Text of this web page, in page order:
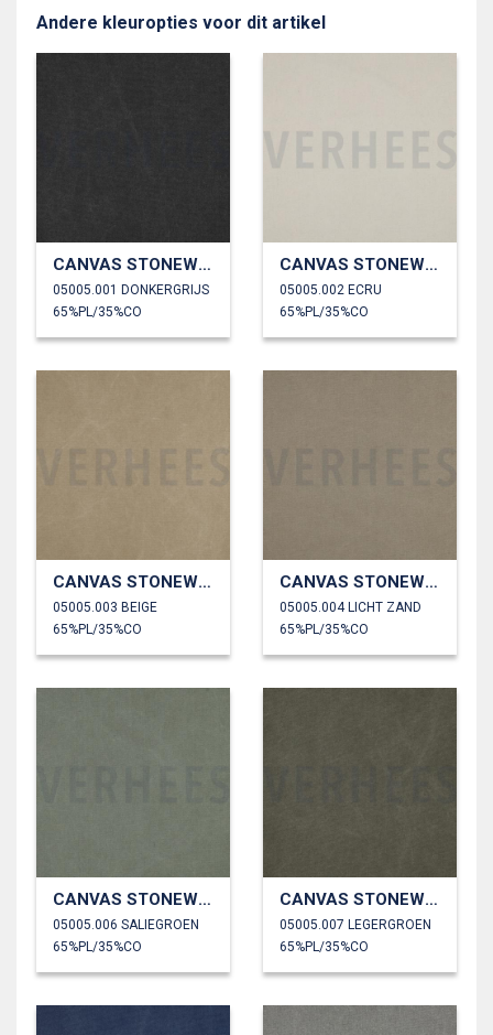
Andere kleuropties voor dit artikel
CANVAS STONEWASHED
05005.001 DONKERGRIJS
65%PL/35%CO
CANVAS STONEWASHED
05005.002 ECRU
65%PL/35%CO
CANVAS STONEWASHED
05005.003 BEIGE
65%PL/35%CO
CANVAS STONEWASHED
05005.004 LICHT ZAND
65%PL/35%CO
CANVAS STONEWASHED
05005.006 SALIEGROEN
65%PL/35%CO
CANVAS STONEWASHED
05005.007 LEGERGROEN
65%PL/35%CO